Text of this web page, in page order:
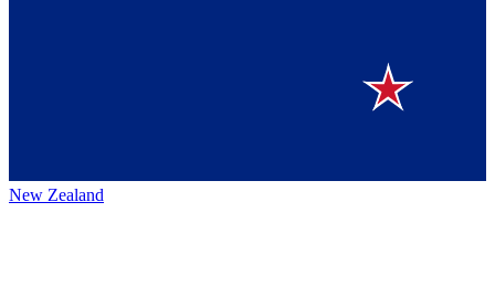
New Zealand